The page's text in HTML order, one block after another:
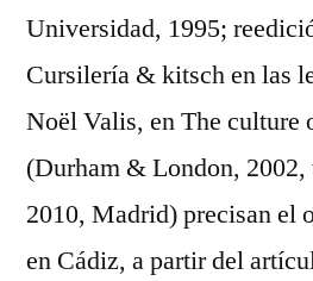
Universidad, 1995;
Cursilería & kitsch en las
Noël Valis, en The culture
(Durham & London, 2002,
2010, Madrid) precisan el
en Cádiz, a partir del